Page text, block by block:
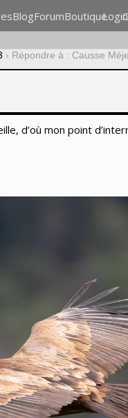
BlogForumBoutiqueLogin
› Répondre à : Causse
d’où mon point